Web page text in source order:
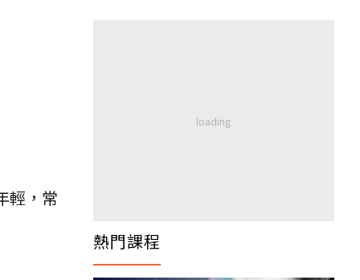
輕，常
熱門課程